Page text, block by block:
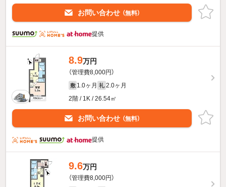
お問い合わせ （無料）
提供
8.9万円
（管理費8,000円）
敷 1.0ヶ月 礼 2.0ヶ月
2階 / 1K / 26.54㎡
お問い合わせ （無料）
提供
9.6万円
（管理費8,000円）